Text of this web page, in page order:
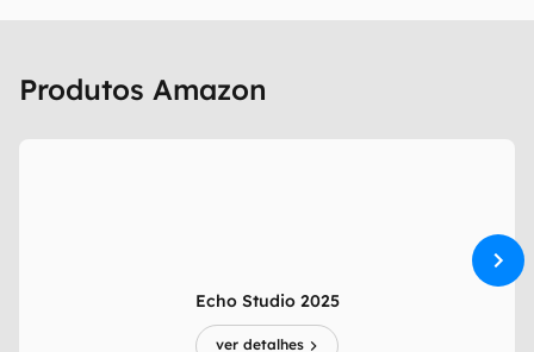
Produtos Amazon
Echo Studio 2025
ver detalhes